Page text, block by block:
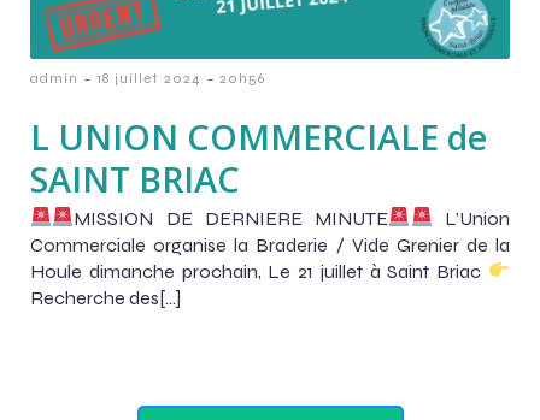
admin - 18 juillet 2024 - 20h56
L UNION COMMERCIALE de
SAINT BRIAC
MISSION DE DERNIERE MINUTE
L’Union
Commerciale organise la Braderie / Vide Grenier de la
Houle dimanche prochain, Le 21 juillet à Saint Briac
Recherche des[…]